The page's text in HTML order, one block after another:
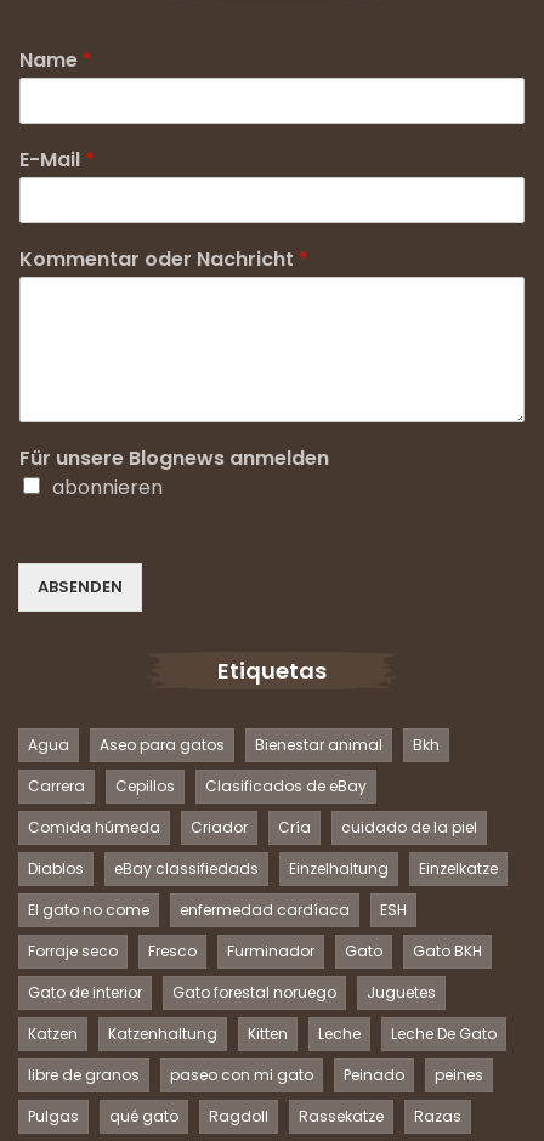
Name *
E-Mail *
Kommentar oder Nachricht *
Für unsere Blognews anmelden
abonnieren
ABSENDEN
Etiquetas
Agua Aseo para gatos Bienestar animal
Bkh
Carrera
Cepillos
Clasificados de eBay
Comida húmeda
Criador Cría
cuidado de la piel
Diablos
eBay classifiedads Einzelhaltung
Einzelkatze
El gato no come
enfermedad cardíaca
ESH
Forraje seco
Fresco Furminador Gato
Gato BKH
Gato de interior
Gato forestal noruego
Juguetes
Katzen
Katzenhaltung Kitten Leche
Leche De Gato
libre de granos
paseo con mi gato Peinado
peines
Pulgas
qué gato Ragdoll Rassekatze Razas